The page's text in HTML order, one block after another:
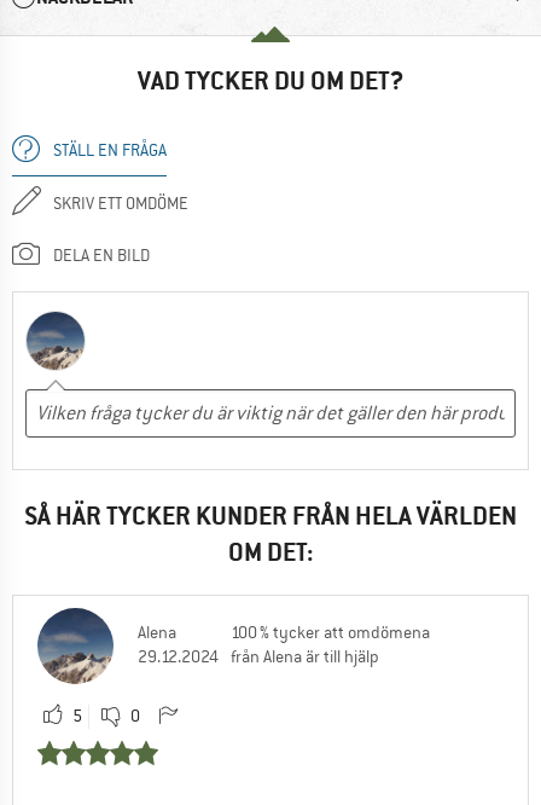
VAD TYCKER DU OM DET?
STÄLL EN FRÅGA
SKRIV ETT OMDÖME
DELA EN BILD
SÅ HÄR TYCKER KUNDER FRÅN HELA VÄRLDEN
OM DET:
Alena
29.12.2024
100 % tycker att omdömena
från Alena är till hjälp
5 0